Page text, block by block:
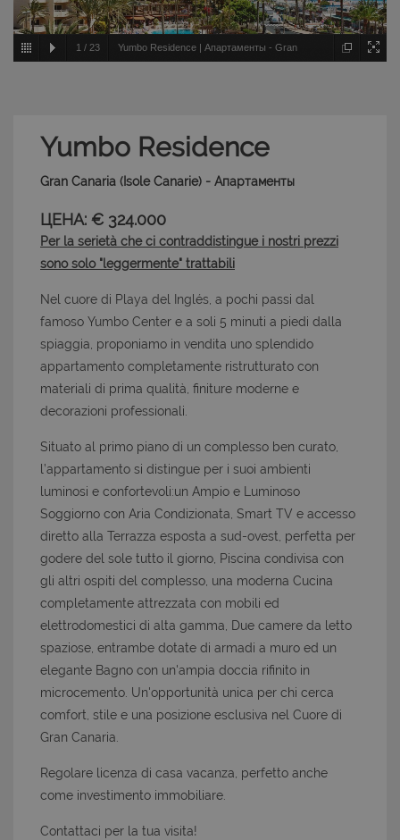
1 / 23 Yumbo Residence | Апартаменты - Gran
Yumbo Residence
Gran Canaria (Isole Canarie) - Апартаменты
ЦЕНА: € 324.000
Per la serietà che ci contraddistingue i nostri prezzi
sono solo "leggermente" trattabili
Nel cuore di Playa del Inglés, a pochi passi dal
famoso Yumbo Center e a soli 5 minuti a piedi dalla
spiaggia, proponiamo in vendita uno splendido
appartamento completamente ristrutturato con
materiali di prima qualità, finiture moderne e
decorazioni professionali.
Situato al primo piano di un complesso ben curato,
l’appartamento si distingue per i suoi ambienti
luminosi e confortevoli:un Ampio e Luminoso
Soggiorno con Aria Condizionata, Smart TV e accesso
diretto alla Terrazza esposta a sud-ovest, perfetta per
godere del sole tutto il giorno, Piscina condivisa con
gli altri ospiti del complesso, una moderna Cucina
completamente attrezzata con mobili ed
elettrodomestici di alta gamma,
Due camere da letto
spaziose, entrambe dotate di armadi a muro ed un
elegante Bagno con un'ampia doccia rifinito in
microcemento. Un'opportunità unica per chi cerca
comfort, stile e una posizione esclusiva nel Cuore di
Gran Canaria.
Regolare licenza di casa vacanza, perfetto anche
come investimento immobiliare.
Contattaci per la tua visita!